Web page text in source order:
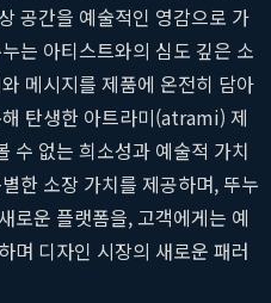
공간을 예술적인 영감으로 가
는 아티스트와의 심도 깊은 소
메시지를 제품에 온전히 담아
탄생한 아트라미(atrami) 제
수 없는 희소성과 예술적 가치
한 소장 가치를 제공하며, 뚜누
로운 플랫폼을, 고객에게는 예
며 디자인 시장의 새로운 패러